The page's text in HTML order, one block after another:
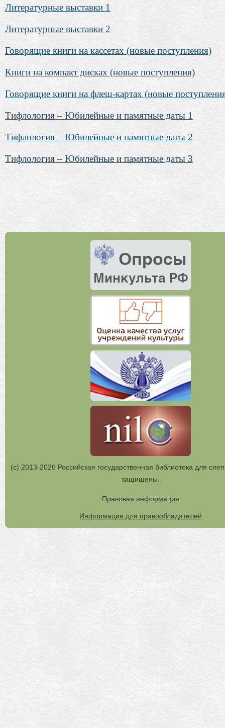
Литературные выставки 1
Литературные выставки 2
Говорящие книги на кассетах (новые поступления)
Книги на компакт дисках (новые поступления)
Говорящие книги на флеш-картах (новые
Тифлология – Юбилейные и памятные даты 1
Тифлология – Юбилейные и памятные даты 2
Тифлология – Юбилейные и памятные даты 3
(с) 2013-2026 Российская государственная библиотека для
защищены.
Правовая информация
Информация для правообладателей